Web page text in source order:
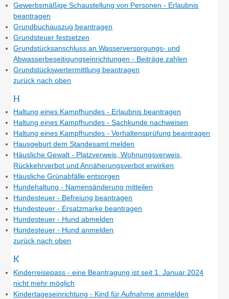
Gewerbsmäßige Schaustellung von Personen - Erlaubnis
beantragen
Grundbuchauszug beantragen
Grundsteuer festsetzen
Grundstücksanschluss an Wasserversorgungs- und
Abwasserbeseitigungseinrichtungen - Beiträge zahlen
Grundstückswertermittlung beantragen
zurück nach oben
H
Haltung eines Kampfhundes - Erlaubnis beantragen
Haltung eines Kampfhundes - Sachkunde nachweisen
Haltung eines Kampfhundes - Verhaltensprüfung beantragen
Hausgeburt dem Standesamt melden
Häusliche Gewalt - Platzverweis, Wohnungsverweis,
Rückkehrverbot und Annäherungsverbot erwirken
Häusliche Grünabfälle entsorgen
Hundehaltung - Namensänderung mitteilen
Hundesteuer - Befreiung beantragen
Hundesteuer - Ersatzmarke beantragen
Hundesteuer - Hund abmelden
Hundesteuer - Hund anmelden
zurück nach oben
K
Kinderreisepass - eine Beantragung ist seit 1. Januar 2024
nicht mehr möglich
Kindertageseinrichtung - Kind für Aufnahme anmelden